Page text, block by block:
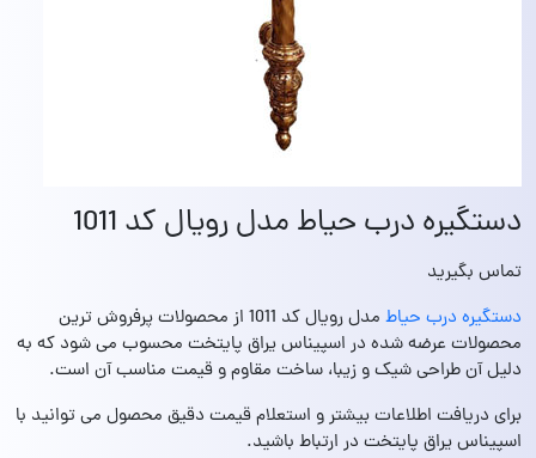
دستگیره درب حیاط مدل رویال کد 1011
تماس بگیرید
دستگیره درب حیاط
مدل رویال کد 1011 از محصولات پرفروش ترین
محصولات عرضه شده در اسپیناس یراق پایتخت محسوب می شود که به
دلیل آن طراحی شیک و زیبا، ساخت مقاوم و قیمت مناسب آن است.
برای دریافت اطلاعات بیشتر و استعلام قیمت دقیق محصول می‌ توانید با
اسپیناس یراق پایتخت در ارتباط باشید.